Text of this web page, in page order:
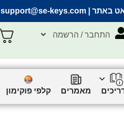
באתר | support@se-keys.com
התחבר / הרשמה
מאמרים קלפי פוקימון